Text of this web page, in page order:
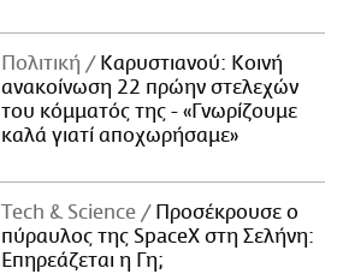
Πολιτική
Καρυστιανού: Κοινή
ανακοίνωση 22 πρώην στελεχών
του κόμματός της - «Γνωρίζουμε
καλά γιατί αποχωρήσαμε»
Τech & Science
Προσέκρουσε ο
πύραυλος της SpaceX στη Σελήνη:
Επηρεάζεται η Γη;